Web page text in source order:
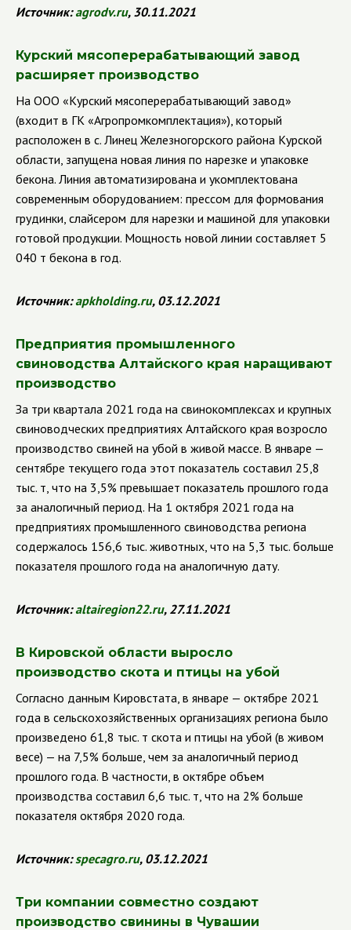
Источник:agrodv.ru, 30.11.2021
Курский мясоперерабатывающий завод
расширяет производство
На ООО «Курский мясоперерабатывающий завод»
(входит в ГК «Агропромкомплектация»), который
расположен в с. Линец Железногорского района Курской
области, запущена новая линия по нарезке и упаковке
бекона. Линия автоматизирована и укомплектована
современным оборудованием: прессом для формования
грудинки, слайсером для нарезки и машиной для упаковки
готовой продукции. Мощность новой линии составляет 5
040 т бекона в год.
Источник:apkholding.ru, 03.12.2021
Предприятия промышленного
свиноводства Алтайского края наращивают
производство
За три квартала 2021 года на свинокомплексах и крупных
свиноводческих предприятиях Алтайского края возросло
производство свиней на убой в живой массе. В январе —
сентябре текущего года этот показатель составил 25,8
тыс. т, что на 3,5% превышает показатель прошлого года
за аналогичный период. На 1 октября 2021 года на
предприятиях промышленного свиноводства региона
содержалось 156,6 тыс. животных, что на 5,3 тыс. больше
показателя прошлого года на аналогичную дату.
Источник:altairegion22.ru, 27.11.2021
В Кировской области выросло
производство скота и птицы на убой
Согласно данным Кировстата, в январе — октябре 2021
года в сельскохозяйственных организациях региона было
произведено 61,8 тыс. т скота и птицы на убой (в живом
весе) — на 7,5% больше, чем за аналогичный период
прошлого года. В частности, в октябре объем
производства составил 6,6 тыс. т, что на 2% больше
показателя октября 2020 года.
Источник:specagro.ru, 03.12.2021
Три компании совместно создают
производство свинины в Чувашии